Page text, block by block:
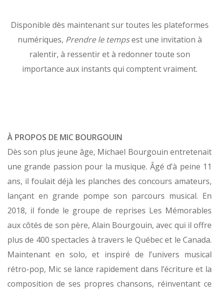
Disponible dès maintenant sur toutes les plateformes
numériques, Prendre le tempsest une invitation à
ralentir, à ressentir et à redonner toute son
importance aux instants qui comptent vraiment.
À PROPOS DE MIC BOURGOUIN
Dès son plus jeune âge, Michael Bourgouin entretenait
une grande passion pour la musique. Âgé d’à peine 11
ans, il foulait déjà les planches des concours amateurs,
lançant en grande pompe son parcours musical. En
2018, il fonde le groupe de reprises Les Mémorables
aux côtés de son père, Alain Bourgouin, avec qui il offre
plus de 400 spectacles à travers le Québec et le Canada.
Maintenant en solo, et inspiré de l’univers musical
rétro-pop, Mic se lance rapidement dans l’écriture et la
composition de ses propres chansons, réinventant ce